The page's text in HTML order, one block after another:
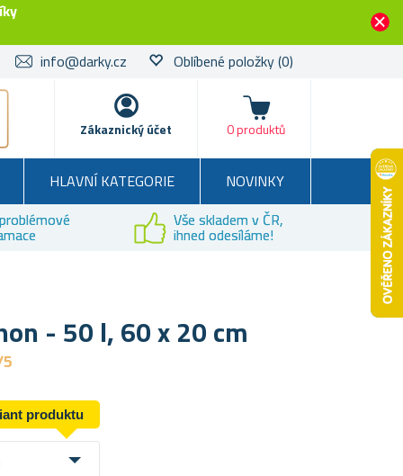
info@darky.cz Oblíbené položky(0)
Zákaznický účet
Košík
0 produktů
HLAVNÍ KATEGORIE
NOVINKY
Vše skladem v ČR,
ihned odesíláme!
- 50 l, 60 x 20 cm
produktu